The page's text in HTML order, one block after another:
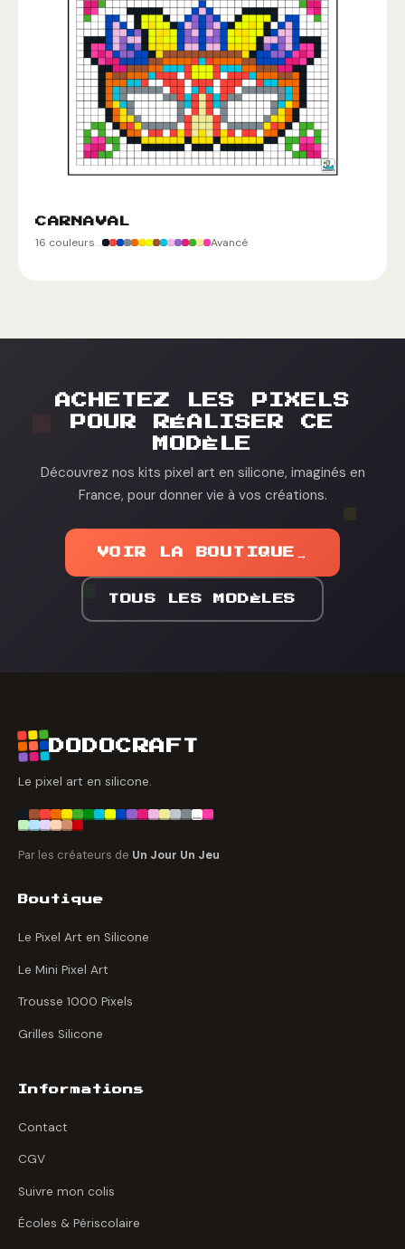
CARNAVAL
16 couleurs Avancé
ACHETEZ LES PIXELS
POUR RÉALISER CE
MODÈLE
Découvrez nos kits pixel art en silicone, imaginés en
France, pour donner vie à vos créations.
VOIR LA BOUTIQUE →
TOUS LES MODÈLES
DODOCRAFT
Le pixel art en silicone.
Par les créateurs de Un Jour Un Jeu
Boutique
Le Pixel Art en Silicone
Le Mini Pixel Art
Trousse 1000 Pixels
Grilles Silicone
Informations
Contact
CGV
Suivre mon colis
Écoles & Périscolaire